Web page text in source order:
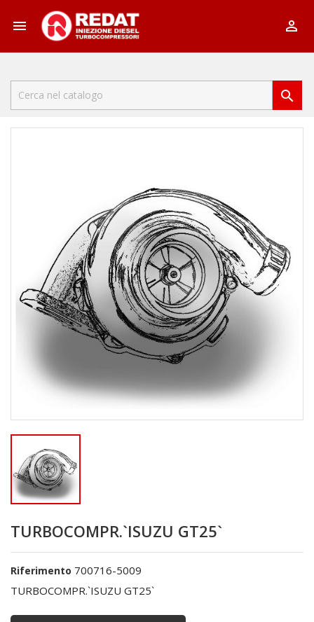
 

TURBOCOMPR.`ISUZU GT25`
Riferimento 700716-5009
TURBOCOMPR.`ISUZU GT25`